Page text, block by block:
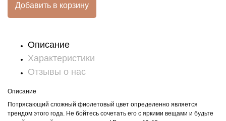
Добавить в корзину
Описание
Характеристики
Отзывы о нас
Описание
Потрясающий сложный фиолетовый цвет определенно является
трендом этого года. Не бойтесь сочетать его с яркими вещами и будьте